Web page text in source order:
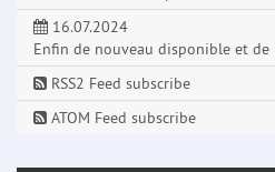
16.07.2024
Enfin de nouveau disponible et de
RSS2 Feed subscribe
ATOM Feed subscribe